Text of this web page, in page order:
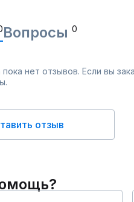
Вопросы 0
пока нет отзывов. Если вы
отзыв